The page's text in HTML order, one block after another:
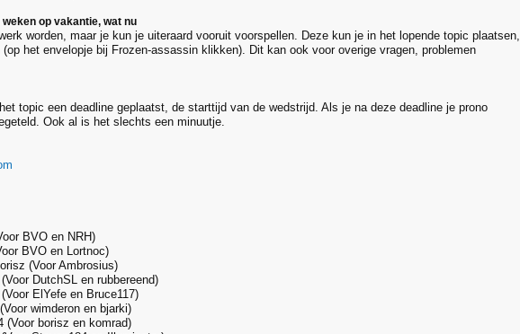
weken op vakantie, wat nu
worden, maar je kun je uiteraard vooruit voorspellen. Deze kun je in het lopende topic plaatsen,
het envelopje bij Frozen-assassin klikken). Dit kan ook voor overige vragen, problemen
topic een deadline geplaatst, de starttijd van de wedstrijd. Als je na deze deadline je prono
Ook al is het slechts een minuutje.
BVO en NRH)
BVO en Lortnoc)
(Voor Ambrosius)
DutchSL en rubbereend)
ElYefe en Bruce117)
wimderon en bjarki)
(Voor borisz en komrad)